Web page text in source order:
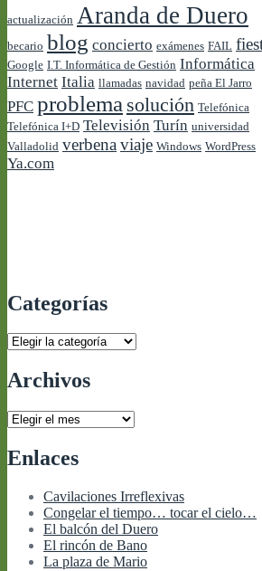
actualización Aranda de Duero
becario blog concierto exámenes FAIL
Google I.T. Informática de Gestión Informática
Internet Italia llamadas navidad peña El Jarro
PFC problema solución Telefónica
Telefónica I+D Televisión Turín universidad
Valladolid verbena viaje Windows WordPress
Ya.com
Categorías
Categorías
Archivos
Archivos
Enlaces
Cavilaciones Irreflexivas
Congelar el tiempo… tocar el cielo…
El balcón del Duero
El rincón de Bano
La plaza de Mario